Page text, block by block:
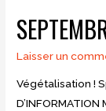
#9
Laisser un
Végétalisation !